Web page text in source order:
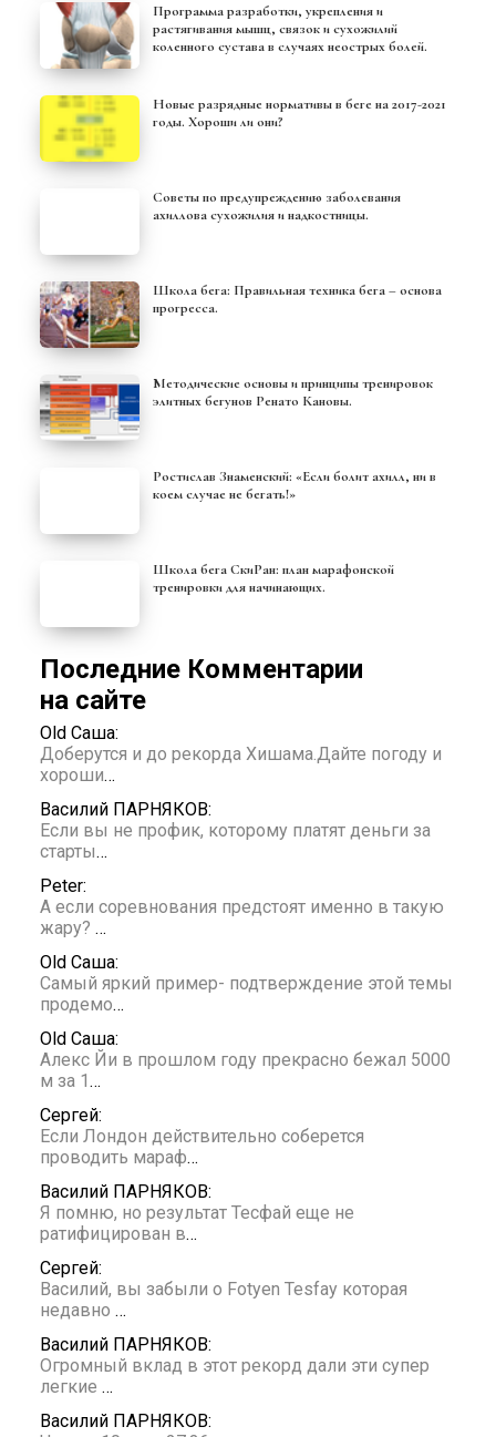
Программа разработки, укрепления и
растягивания мышц, связок и сухожилий
коленного сустава в случаях неострых болей.
Новые разрядные нормативы в беге на 2017-2021
годы. Хороши ли они?
Советы по предупреждению заболевания
ахиллова сухожилия и надкостницы.
Школа бега: Правильная техника бега – основа
прогресса.
Методические основы и принципы тренировок
элитных бегунов Ренато Кановы.
Ростислав Знаменский: «Если болит ахилл, ни в
коем случае не бегать!»
Школа бега СкиРан: план марафонской
тренировки для начинающих.
Последние Комментарии
на сайте
Old Саша:
Доберутся и до рекорда Хишама.Дайте погоду и
хороши…
Василий ПАРНЯКОВ:
Если вы не профик, которому платят деньги за
старты…
Peter:
А если соревнования предстоят именно в такую
жару? …
Old Саша:
Самый яркий пример- подтверждение этой темы
продемо…
Old Саша:
Алекс Йи в прошлом году прекрасно бежал 5000
м за 1 …
Сергей:
Если Лондон действительно соберется
проводить мараф…
Василий ПАРНЯКОВ:
Я помню, но результат Тесфай еще не
ратифицирован в…
Сергей:
Василий, вы забыли о Fotyen Tesfay которая
недавно …
Василий ПАРНЯКОВ:
Огромный вклад в этот рекорд дали эти супер
легкие …
Василий ПАРНЯКОВ: